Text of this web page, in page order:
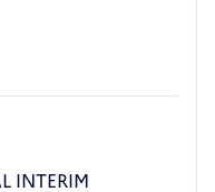
INTERIM